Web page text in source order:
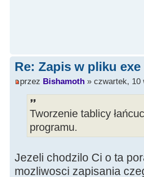
Re: Zapis w pliku exe
przez Bishamoth » czwartek, 10
Tworzenie tablicy
programu.
Jezeli chodzilo Ci o ta
mozliwosci zapisania